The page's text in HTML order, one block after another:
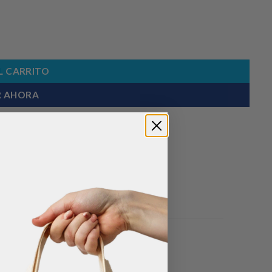
CARRITO
AHORA